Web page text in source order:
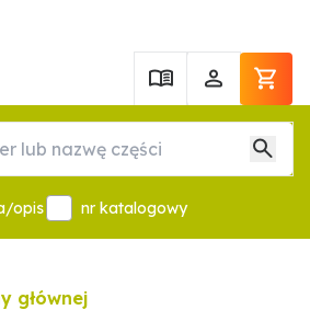
opis nr katalogowy
głównej